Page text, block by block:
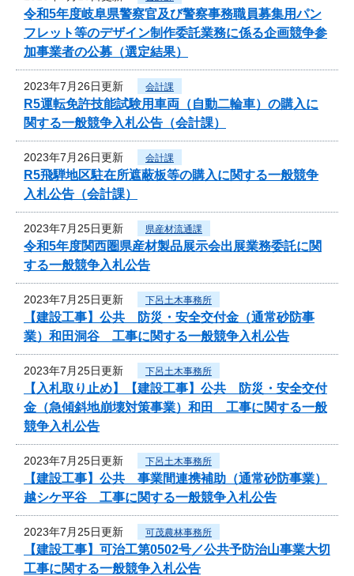
令和5年度岐阜県警察官及び警察事務職員募集用パン
フレット等のデザイン制作委託業務に係る企画競争参
加事業者の公募（選定結果）
2023年7月26日更新 会計課
R5運転免許技能試験用車両（自動二輪車）の購入に
関する一般競争入札公告（会計課）
2023年7月26日更新 会計課
R5飛騨地区駐在所遮蔽板等の購入に関する一般競争
入札公告（会計課）
2023年7月25日更新 県産材流通課
令和5年度関西圏県産材製品展示会出展業務委託に関
する一般競争入札公告
2023年7月25日更新 下呂土木事務所
【建設工事】公共 防災・安全交付金（通常砂防事
業）和田洞谷 工事に関する一般競争入札公告
2023年7月25日更新 下呂土木事務所
【入札取り止め】【建設工事】公共 防災・安全交付
金（急傾斜地崩壊対策事業）和田 工事に関する一般
競争入札公告
2023年7月25日更新 下呂土木事務所
【建設工事】公共 事業間連携補助（通常砂防事業）
越シケ平谷 工事に関する一般競争入札公告
2023年7月25日更新 可茂農林事務所
【建設工事】可治工第0502号／公共予防治山事業大切
工事に関する一般競争入札公告